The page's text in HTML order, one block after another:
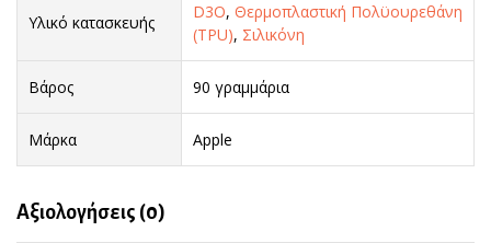
Υλικό κατασκευής
D3O, Θερμοπλαστική Πολϋουρεθάνη
(TPU), Σιλικόνη
Βάρος 90 γραμμάρια
Μάρκα Apple
Αξιολογήσεις (0)